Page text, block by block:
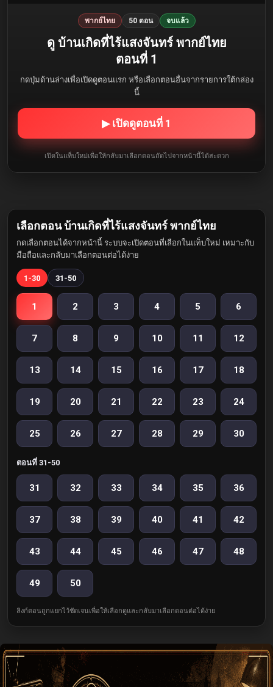
พากย์ไทย 50 ตอน จบแล้ว
ดู บ้านเกิดที่ไร้แสงจันทร์ พากย์ไทย
ตอนที่ 1
กดปุ่มด้านล่างเพื่อเปิดดูตอนแรก หรือเลือกตอนอื่นจากรายการใต้กล่อง
นี้
▶ เปิดดูตอนที่ 1
เปิดในแท็บใหม่เพื่อให้กลับมาเลือกตอนถัดไปจากหน้านี้ได้สะดวก
เลือกตอน บ้านเกิดที่ไร้แสงจันทร์ พากย์ไทย
กดเลือกตอนได้จากหน้านี้ ระบบจะเปิดตอนที่เลือกในแท็บใหม่ เหมาะกับ
มือถือและกลับมาเลือกตอนต่อได้ง่าย
1-30 31-50
1 2 3 4 5 6
7 8 9 10 11 12
13 14 15 16 17 18
19 20 21 22 23 24
25 26 27 28 29 30
ตอนที่ 31-50
31 32 33 34 35 36
37 38 39 40 41 42
43 44 45 46 47 48
49 50
ลิงก์ตอนถูกแยกไว้ชัดเจนเพื่อให้เลือกดูและกลับมาเลือกตอนต่อได้ง่าย